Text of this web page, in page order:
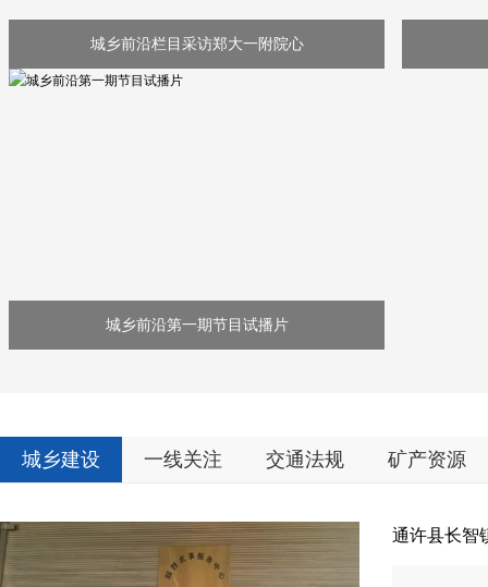
城乡前沿栏目采访郑大一附院心
城乡前沿第一期节目试播片
城乡建设 一线关注 交通法规 矿产资源
通许县长智